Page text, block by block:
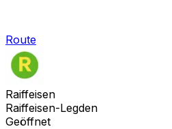
Route
Raiffeisen
Raiffeisen-Legden
Geöffnet